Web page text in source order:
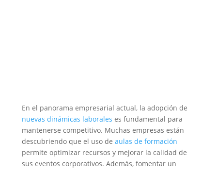
En el panorama empresarial actual, la adopción de
nuevas dinámicas laborales es fundamental para
mantenerse competitivo. Muchas empresas están
descubriendo que el uso de aulas de formación
permite optimizar recursos y mejorar la calidad de
sus eventos corporativos. Además, fomentar un